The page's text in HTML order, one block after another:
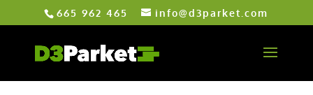
665 962 465 info@d3parket.com